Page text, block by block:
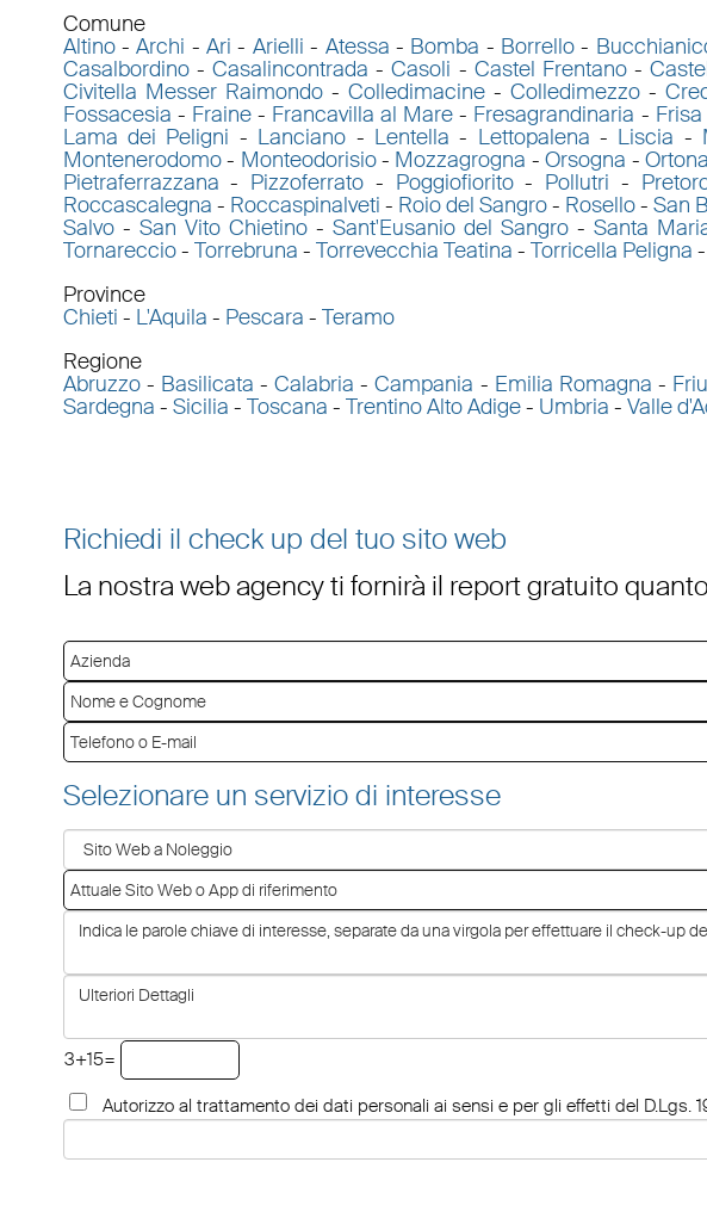
Comune
Altino-Archi -Ari - Arielli - Atessa - Bomba - Borrello-
Casalbordino-Casalincontrada -Casoli - Castel Frentano-
Civitella Messer Raimondo- Colledimacine-Colledimezzo -
Fossacesia - Fraine- Francavilla al Mare - Fresagrandinaria - Frisa
Lama dei Peligni - Lanciano - Lentella - Lettopalena - Liscia -
Montenerodomo- Monteodorisio- Mozzagrogna -Orsogna -Ortona
Pietraferrazzana - Pizzoferrato - Poggiofiorito- Pollutri -
Roccascalegna - Roccaspinalveti - Roio del Sangro- Rosello-San
Salvo- San Vito Chietino- Sant'Eusanio del Sangro- Santa
Tornareccio- Torrebruna - Torrevecchia Teatina - Torricella Peligna -
Province
Chieti - L'Aquila - Pescara - Teramo
Regione
Abruzzo- Basilicata -Calabria -Campania - Emilia Romagna -
Sardegna - Sicilia - Toscana - Trentino Alto Adige- Umbria - Valle
Richiedi il check up del tuo sito web
La nostra web agency ti fornirà il report gratuito
Selezionare un servizio di interesse
3+15=
Autorizzo al trattamento dei dati personali ai sensi e per gli effetti del D.Lgs.